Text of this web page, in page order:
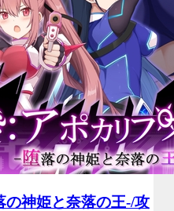
の神姫と奈落の王-/攻